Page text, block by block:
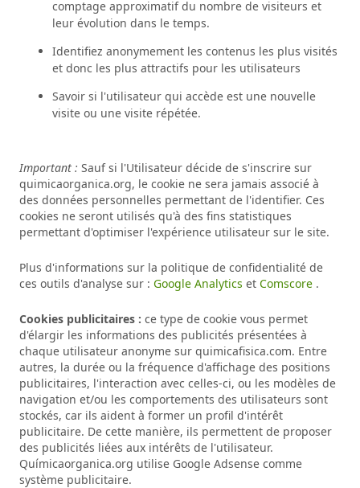
comptage approximatif du nombre de visiteurs et
leur évolution dans le temps.
Identifiez anonymement les contenus les plus visités
et donc les plus attractifs pour les utilisateurs
Savoir si l'utilisateur qui accède est une nouvelle
visite ou une visite répétée.
Important : Sauf si l'Utilisateur décide de s'inscrire sur
quimicaorganica.org, le cookie ne sera jamais associé à
des données personnelles permettant de l'identifier. Ces
cookies ne seront utilisés qu'à des fins statistiques
permettant d'optimiser l'expérience utilisateur sur le site.
Plus d'informations sur la politique de confidentialité de
ces outils d'analyse sur : Google Analytics et Comscore .
Cookies publicitaires : ce type de cookie vous permet
d'élargir les informations des publicités présentées à
chaque utilisateur anonyme sur quimicafisica.com. Entre
autres, la durée ou la fréquence d'affichage des positions
publicitaires, l'interaction avec celles-ci, ou les modèles de
navigation et/ou les comportements des utilisateurs sont
stockés, car ils aident à former un profil d'intérêt
publicitaire. De cette manière, ils permettent de proposer
des publicités liées aux intérêts de l'utilisateur.
Químicaorganica.org utilise Google Adsense comme
système publicitaire.